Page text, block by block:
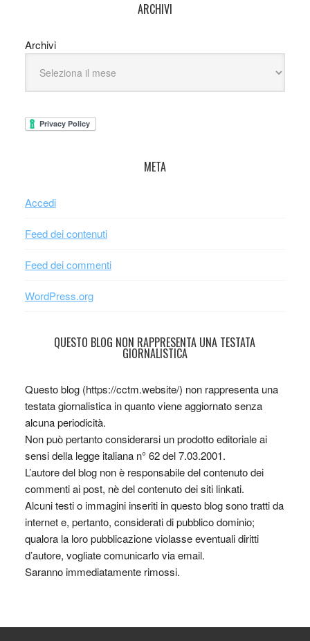
ARCHIVI
Archivi
META
Accedi
Feed dei contenuti
Feed dei commenti
WordPress.org
QUESTO BLOG NON RAPPRESENTA UNA TESTATA
GIORNALISTICA
Questo blog (https://cctm.website/) non rappresenta una
testata giornalistica in quanto viene aggiornato senza
alcuna periodicità.
Non può pertanto considerarsi un prodotto editoriale ai
sensi della legge italiana n° 62 del 7.03.2001.
L’autore del blog non è responsabile del contenuto dei
commenti ai post, nè del contenuto dei siti linkati.
Alcuni testi o immagini inseriti in questo blog sono tratti da
internet e, pertanto, considerati di pubblico dominio;
qualora la loro pubblicazione violasse eventuali diritti
d’autore, vogliate comunicarlo via email.
Saranno immediatamente rimossi.